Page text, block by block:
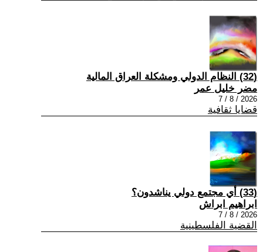
(32) النظام الدولي ومشكلة العراق المالية
مضر خليل عمر
2026 / 8 / 7
قضايا ثقافية
(33) أي مجتمع دولي يناشدون؟
ابراهيم ابراش
2026 / 8 / 7
القضية الفلسطينية